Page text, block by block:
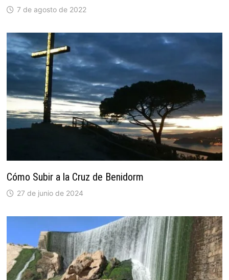
7 de agosto de 2022
Cómo Subir a la Cruz de Benidorm
27 de junio de 2024